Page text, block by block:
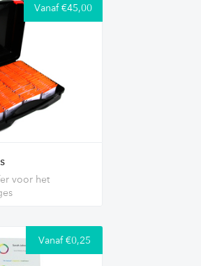
Vanaf €45,00
voor het
Vanaf €0,25